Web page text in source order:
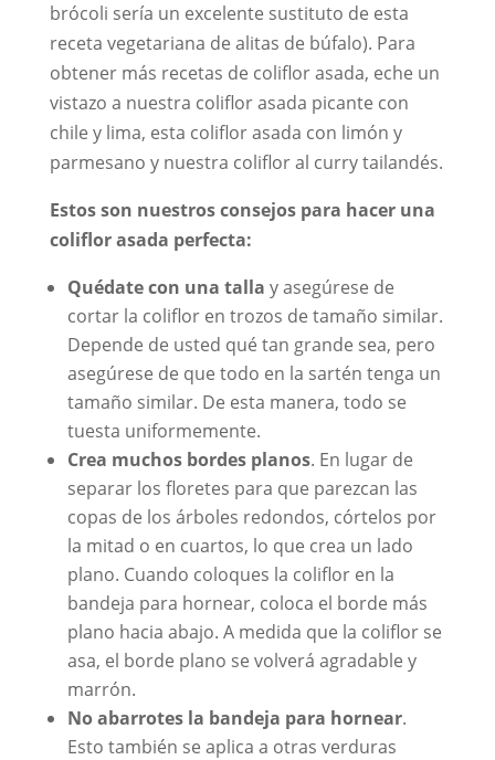
brócoli sería un excelente sustituto de esta
receta vegetariana de alitas de búfalo). Para
obtener más recetas de coliflor asada, eche un
vistazo a nuestra coliflor asada picante con
chile y lima, esta coliflor asada con limón y
parmesano y nuestra coliflor al curry tailandés.
Estos son nuestros consejos para hacer una
coliflor asada perfecta:
Quédate con una talla y asegúrese de
cortar la coliflor en trozos de tamaño similar.
Depende de usted qué tan grande sea, pero
asegúrese de que todo en la sartén tenga un
tamaño similar. De esta manera, todo se
tuesta uniformemente.
Crea muchos bordes planos. En lugar de
separar los floretes para que parezcan las
copas de los árboles redondos, córtelos por
la mitad o en cuartos, lo que crea un lado
plano. Cuando coloques la coliflor en la
bandeja para hornear, coloca el borde más
plano hacia abajo. A medida que la coliflor se
asa, el borde plano se volverá agradable y
marrón.
No abarrotes la bandeja para hornear.
Esto también se aplica a otras verduras